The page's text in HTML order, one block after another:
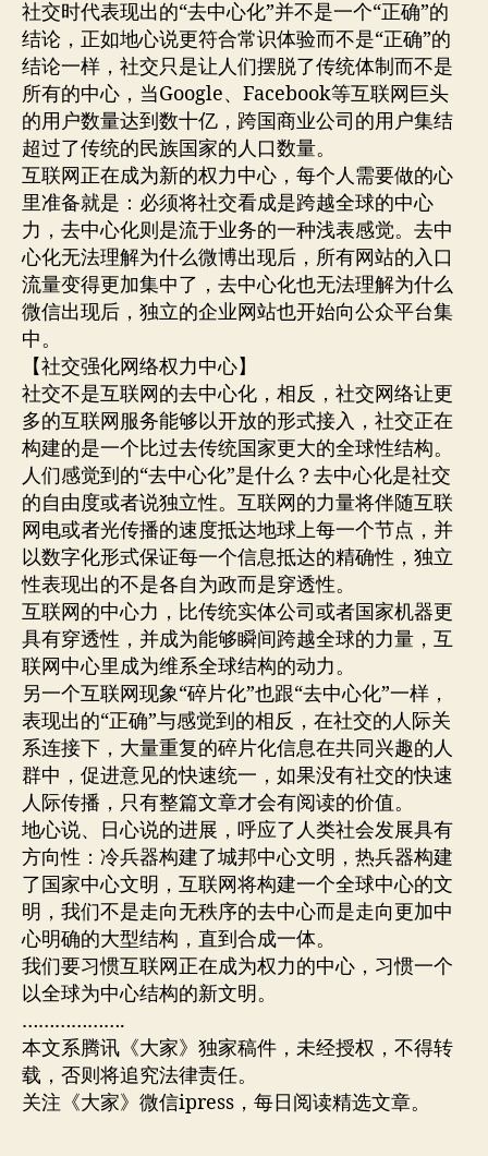
社交时代表现出的“去中心化”并不是一个“正确”的
结论，正如地心说更符合常识体验而不是“正确”的
结论一样，社交只是让人们摆脱了传统体制而不是
所有的中心，当Google、Facebook等互联网巨头
的用户数量达到数十亿，跨国商业公司的用户集结
超过了传统的民族国家的人口数量。
互联网正在成为新的权力中心，每个人需要做的心
里准备就是：必须将社交看成是跨越全球的中心
力，去中心化则是流于业务的一种浅表感觉。去中
心化无法理解为什么微博出现后，所有网站的入口
流量变得更加集中了，去中心化也无法理解为什么
微信出现后，独立的企业网站也开始向公众平台集
中。
【社交强化网络权力中心】
社交不是互联网的去中心化，相反，社交网络让更
多的互联网服务能够以开放的形式接入，社交正在
构建的是一个比过去传统国家更大的全球性结构。
人们感觉到的“去中心化”是什么？去中心化是社交
的自由度或者说独立性。互联网的力量将伴随互联
网电或者光传播的速度抵达地球上每一个节点，并
以数字化形式保证每一个信息抵达的精确性，独立
性表现出的不是各自为政而是穿透性。
互联网的中心力，比传统实体公司或者国家机器更
具有穿透性，并成为能够瞬间跨越全球的力量，互
联网中心里成为维系全球结构的动力。
另一个互联网现象“碎片化”也跟“去中心化”一样，
表现出的“正确”与感觉到的相反，在社交的人际关
系连接下，大量重复的碎片化信息在共同兴趣的人
群中，促进意见的快速统一，如果没有社交的快速
人际传播，只有整篇文章才会有阅读的价值。
地心说、日心说的进展，呼应了人类社会发展具有
方向性：冷兵器构建了城邦中心文明，热兵器构建
了国家中心文明，互联网将构建一个全球中心的文
明，我们不是走向无秩序的去中心而是走向更加中
心明确的大型结构，直到合成一体。
我们要习惯互联网正在成为权力的中心，习惯一个
以全球为中心结构的新文明。
……………….
本文系腾讯《大家》独家稿件，未经授权，不得转
载，否则将追究法律责任。
关注《大家》微信ipress，每日阅读精选文章。